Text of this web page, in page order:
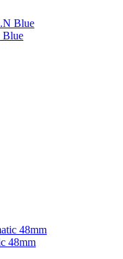
Blue
48mm